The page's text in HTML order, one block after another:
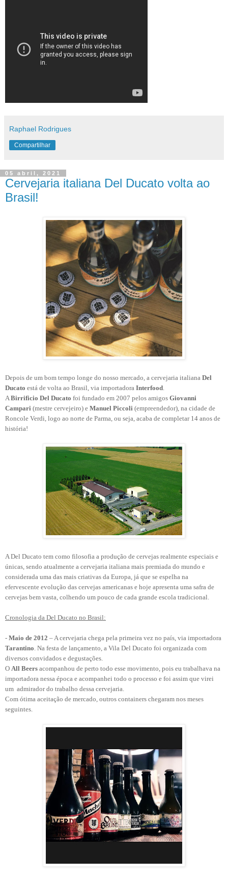
Raphael Rodrigues
Compartilhar
05 abril, 2021
Cervejaria italiana Del Ducato volta ao
Brasil!
Depois de um bom tempo longe do nosso mercado, a cervejaria italiana Del
Ducato está de volta ao Brasil, via importadora Interfood
A Birrificio Del Ducato foi fundado em 2007 pelos amigos Giovanni
Campari (mestre cervejeiro) e Manuel Piccoli (empreendedor), na cidade de
Roncole Verdi, logo ao norte de Parma, ou seja, acaba de completar 14 anos de
história!
A Del Ducato tem como filosofia a produção de cervejas realmente especiais e
únicas, sendo atualmente a cervejaria italiana mais premiada do mundo e
considerada uma das mais criativas da Europa, já que se espelha na
efervescente evolução das cervejas americanas e hoje apresenta uma safra de
cervejas bem vasta, colhendo um pouco de cada grande escola tradicional.
Cronologia da Del Ducato no Brasil:
- Maio de 2012 – A cervejaria chega pela primeira vez no país, via importadora
Tarantino . Na festa de lançamento, a Vila Del Ducato foi organizada com
diversos convidados e degustações.
O All Beers acompanhou de perto todo esse movimento, pois eu trabalhava na
importadora nessa época e acompanhei todo o processo e foi assim que virei
um admirador do trabalho dessa cervejaria.
Com ótima aceitação de mercado, outros containers chegaram nos meses
seguintes.